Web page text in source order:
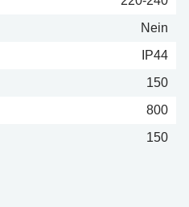
Nein
IP44
150
800
150